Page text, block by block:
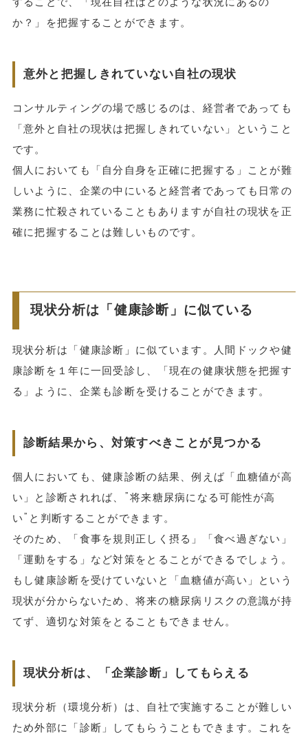
することで、「現在自社はどのような状況にあるの
か？」を把握することができます。
意外と把握しきれていない自社の現状
コンサルティングの場で感じるのは、経営者であっても
「意外と自社の現状は把握しきれていない」ということ
です。
個人においても「自分自身を正確に把握する」ことが難
しいように、企業の中にいると経営者であっても日常の
業務に忙殺されていることもありますが自社の現状を正
確に把握することは難しいものです。
現状分析は「健康診断」に似ている
現状分析は「健康診断」に似ています。人間ドックや健
康診断を１年に一回受診し、「現在の健康状態を把握す
る」ように、企業も診断を受けることができます。
診断結果から、対策すべきことが見つかる
個人においても、健康診断の結果、例えば「血糖値が高
い」と診断されれば、”将来糖尿病になる可能性が高
い”と判断することができます。
そのため、「食事を規則正しく摂る」「食べ過ぎない」
「運動をする」など対策をとることができるでしょう。
もし健康診断を受けていないと「血糖値が高い」という
現状が分からないため、将来の糖尿病リスクの意識が持
てず、適切な対策をとることもできません。
現状分析は、「企業診断」してもらえる
現状分析（環境分析）は、自社で実施することが難しい
ため外部に「診断」してもらうこともできます。これを